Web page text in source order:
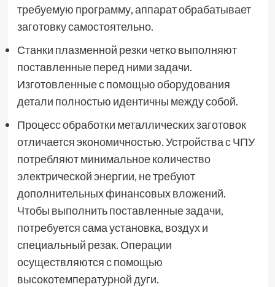
требуемую программу, аппарат обрабатывает
заготовку самостоятельно.
Станки плазменной резки четко выполняют
поставленные перед ними задачи.
Изготовленные с помощью оборудования
детали полностью идентичны между собой.
Процесс обработки металлических заготовок
отличается экономичностью. Устройства с ЧПУ
потребляют минимальное количество
электрической энергии, не требуют
дополнительных финансовых вложений.
Чтобы выполнить поставленные задачи,
потребуется сама установка, воздух и
специальный резак. Операции
осуществляются с помощью
высокотемпературной дуги.